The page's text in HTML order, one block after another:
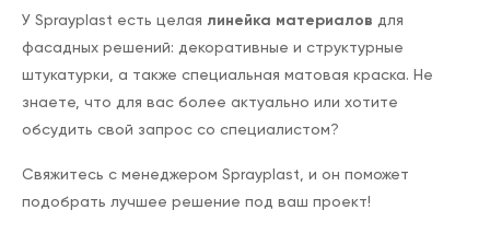
У Sprayplast есть целая линейка материалов для
фасадных решений: декоративные и структурные
штукатурки, а также специальная матовая краска. Не
знаете, что для вас более актуально или хотите
обсудить свой запрос со специалистом?
Свяжитесь с менеджером Sprayplast, и он поможет
подобрать лучшее решение под ваш проект!